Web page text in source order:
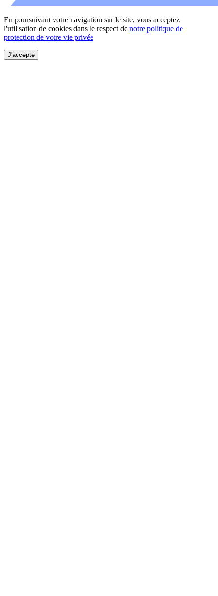
En poursuivant votre navigation sur le site, vous acceptez
l'utilisation de cookies dans le respect de notre politique de
protection de votre vie privée
J'accepte